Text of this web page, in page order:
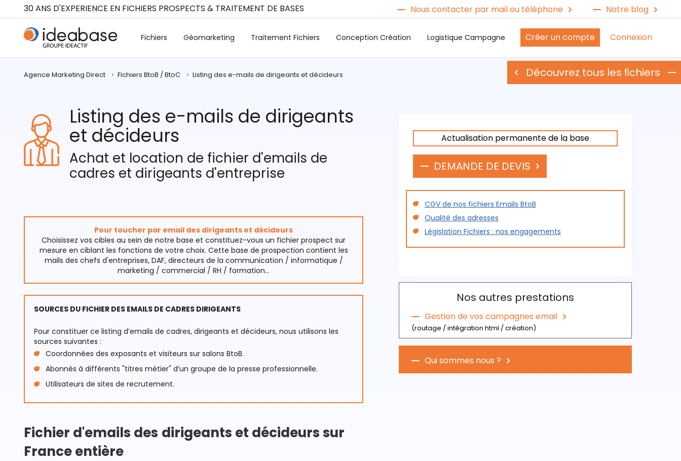
30 ANS D'EXPERIENCE EN FICHIERS PROSPECTS & TRAITEMENT DE BASES Nous contacter par mail ou téléphone Notre blog
Fichiers Géomarketing Traitement Fichiers Conception Création Logistique Campagne Créer un compte Connexion
Agence Marketing Direct Fichiers BtoB / BtoC Listing des e-mails de dirigeants et décideurs Découvrez tous les ﬁchiers
Listing des e-mails de dirigeants
et décideurs
Achat et location de fichier d'emails de
cadres et dirigeants d'entreprise
Pour toucher par email des dirigeants et décideurs
Choisissez vos cibles au sein de notre base et constituez-vous un fichier prospect sur
mesure en ciblant les fonctions de votre choix. Cette base de prospection contient les
mails des chefs d'entreprises, DAF, directeurs de la communication / informatique /
marketing / commercial / RH / formation...
SOURCES DU FICHIER DES EMAILS DE CADRES DIRIGEANTS
Pour constituer ce listing d’emails de cadres, dirigeants et décideurs, nous utilisons les
sources suivantes :
Coordonnées des exposants et visiteurs sur salons BtoB.
Abonnés à différents "titres métier" d’un groupe de la presse professionnelle.
Utilisateurs de sites de recrutement.
Fichier d'emails des dirigeants et décideurs sur
France entière
Actualisation permanente de la base
DEMANDE DE DEVIS
CGV de nos fichiers Emails BtoB
Qualité des adresses
Législation Fichiers : nos engagements
Nos autres prestations
Gestion de vos campagnes email
(routage / intégration html / création)
Qui sommes nous ?
Panneau de gestion des cookies